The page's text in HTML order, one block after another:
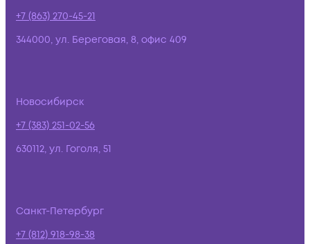
+7 (863) 270-45-21
344000, ул. Береговая, 8, офис 409
Новосибирск
+7 (383) 251-02-56
630112, ул. Гоголя, 51
Санкт-Петербург
+7 (812) 918-98-38